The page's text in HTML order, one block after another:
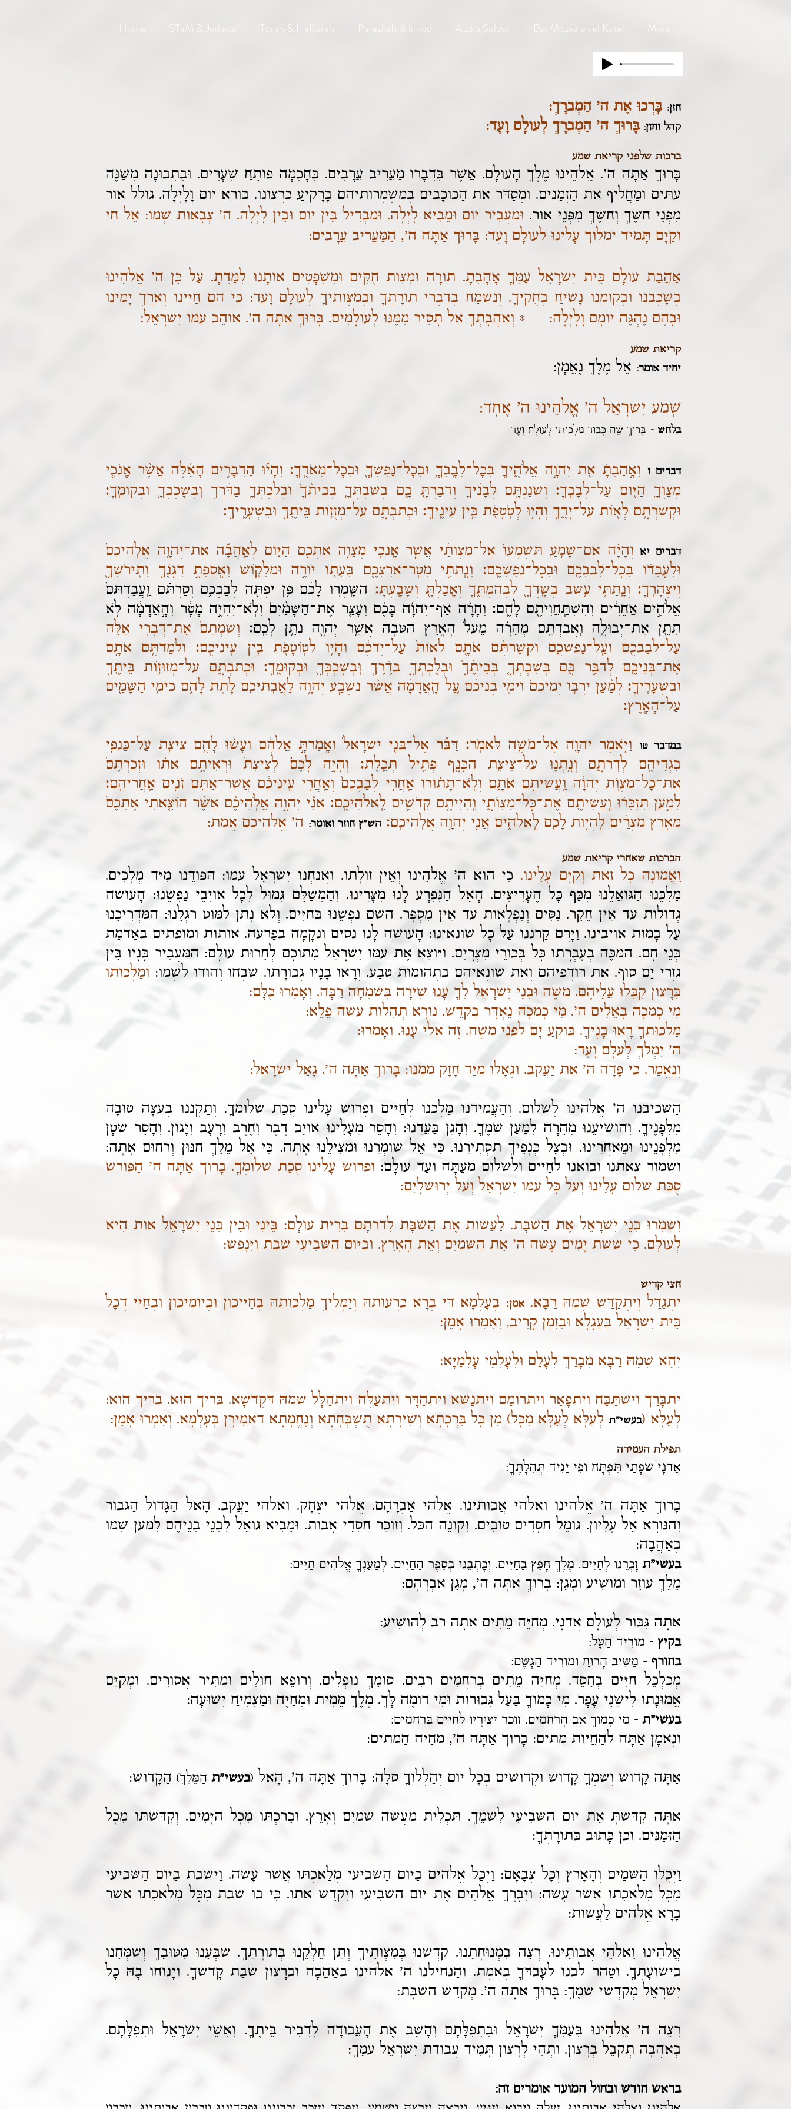
Home STaM & Judaica Torah & Haftarah Parashah & limud Audio Siddur Bar Mitzvá en el Kotel More
חזן: בָּרְכוּ אֶת ה' הַמְברָךְ:
קהל וחזן: בָּרוּךְ ה' הַמְברָךְ לְעולָם וָעֶד:
ברכות שלפני קריאת שמע
בָּרוּךְ אַתָּה ה'. אֱלהֵינוּ מֶלֶךְ הָעולָם. אֲשֶׁר בִּדְבָרו מַעֲרִיב עֲרָבִים. בְּחָכְמָה פּותֵחַ שְׁעָרִים. וּבִתְבוּנָה מְשַׁנֶּה
עִתִּים וּמַחֲלִיף אֶת הַזְּמַנִּים. וּמְסַדֵּר אֶת הַכּוכָבִים בְּמִשְׁמְרותֵיהֶם בָּרָקִיעַ כִּרְצונו. בּורֵא יום וָלָיְלָה. גּולֵל אור
מִפְּנֵי חשֶׁךְ וְחשֶׁךְ מִפְּנֵי אור. וּמַעֲבִיר יום וּמֵבִיא לָיְלָה. וּמַבְדִּיל בֵּין יום וּבֵין לָיְלָה. ה' צְבָאות שְׁמו: אֵל חַי
וְקַיָּם תָּמִיד יִמְלוךְ עָלֵינוּ לְעולָם וָעֶד: בָּרוּךְ אַתָּה ה', הַמַּעֲרִיב עֲרָבִים:
אַהֲבַת עולָם בֵּית יִשרָאֵל עַמְּךָ אָהָבְתָּ. תּורָה וּמִצְות חֻקִּים וּמִשְׁפָּטִים אותָנוּ לִמַּדְתָּ. עַל כֵּן ה' אֱלהֵינוּ
בְּשָׁכְבֵנוּ וּבְקוּמֵנוּ נָשיחַ בְּחֻקֶּיךָ. וְנִשמַח בְּדִבְרֵי תורָתֶךָ וּבְמִצְותֶיךָ לְעולָם וָעֶד: כִּי הֵם חַיֵּינוּ וְארֶךְ יָמֵינוּ
וּבָהֶם נֶהְגֶּה יומָם וָלָיְלָה: * וְאַהֲבָתְךָ אַל תָּסִיר מִמֶּנּוּ לְעולָמִים. בָּרוּךְ אַתָּה ה'. אוהֵב עַמּו יִשרָאֵל:
קריאת שמע
יחיד אומר: אֵל מֶלֶךְ נֶאֱמָן:
שְׁמַע יִשרָאֵל ה' אֱלהֵינוּ ה' אֶחָד:
בלחש - בָּרוּךְ שֵׁם כְּבוד מַלְכוּתו לְעולָם וָעֶד:
דברים ו
וְאָ֣הַבְתָּ֔ אֵ֖ת יְהוָ֣ה אֱלֹהֶ֑יךָ בְּכָל־לְבָֽבְךָ֥ וּבְכָל־נַפְשְׁךָ֖ וּבְכָל־מְאֹדֶֽךָ׃ וְהָי֞וּ הַדְּבָרִ֣ים הָאֵ֗לֶּה אֲשֶׁ֨ר אָֽנֹכִ֧י
מְצַוְּךָ֛ הַיּ֖וֹם עַל־לְבָבֶֽךָ׃ וְשִׁנַּנְתָּ֣ם לְבָנֶ֔יךָ וְדִבַּרְתָּ֖ בָּ֑ם בְּשִׁבְתְּךָ֤ בְּבֵיתֶ֨ךָ֙ וּבְלֶכְתְּךָ֣ בַדֶּ֔רֶךְ וּֽבְשָׁכְבְּךָ֖ וּבְקוּמֶֽךָ׃
וּקְשַׁרְתָּ֥ם לְא֖וֹת עַל־יָדֶ֑ךָ וְהָי֥וּ לְטֹֽטָפֹ֖ת בֵּ֥ין עֵינֶֽיךָ׃ וּכְתַבְתָּ֛ם עַל־מְזֻז֥וֹת בֵּיתֶ֖ךָ וּבִשְׁעָרֶֽיךָ׃
דברים יא וְהָיָ֗ה אִם־שָׁמֹ֤עַ תִּשְׁמְעוּ֙ אֶל־מִצְוֺתַ֔י אֲשֶׁ֧ר אָֽנֹכִ֛י מְצַוֶּ֥ה אֶתְכֶ֖ם הַיּ֑וֹם לְאַֽהֲבָ֞ה אֶת־יְהוָ֤ה אֱלֹֽהֵיכֶם֙
וּלְעָבְד֔וֹ בְּכָל־לְבַבְכֶ֖ם וּבְכָל־נַפְשְׁכֶֽם׃ וְנָֽתַתִּ֧י מְטַֽר־אַרְצְכֶ֛ם בְּעִתּ֖וֹ יוֹרֶ֣ה וּמַלְק֑וֹשׁ וְאָֽסַפְתָּ֣ דְגָנֶ֔ךָ וְתִֽירֹשְׁךָ֖
וְיִצְהָרֶֽךָ׃ וְנָֽתַתִּ֛י עֵ֥שֶׂב בְּשָֽׂדְךָ֖ לִבְהֶמְתֶּ֑ךָ וְאָֽכַלְתָּ֖ וְשָׂבָֽעְתָּ׃ הִשָּֽׁמְר֣וּ לָכֶ֔ם פֶּ֥ן יִפְתֶּ֖ה לְבַבְכֶ֑ם וְסַרְתֶּ֗ם וַֽעֲבַדְתֶּם֙
אֱלֹהִ֣ים אֲחֵרִ֔ים וְהִשְׁתַּֽחֲוִיתֶ֖ם לָהֶֽם׃ וְחָרָ֨ה אַף־יְהוָ֜ה בָּכֶ֗ם וְעָצַ֤ר אֶת־הַשָּׁמַ֨יִם֙ וְלֹֽא־יִהְיֶ֣ה מָטָ֔ר וְהָ֣אֲדָמָ֔ה לֹ֥א
תִתֵּ֖ן אֶת־יְבוּלָ֑הּ וַֽאֲבַדְתֶּ֣ם מְהֵרָ֗ה מֵעַל֙ הָאָ֣רֶץ הַטֹּבָ֔ה אֲשֶׁ֥ר יְהוָ֖ה נֹתֵ֥ן לָכֶֽם׃ וְשַׂמְתֶּם֙ אֶת־דְּבָרַ֣י אֵ֔לֶּה
עַל־לְבַבְכֶ֖ם וְעַֽל־נַפְשְׁכֶ֑ם וּקְשַׁרְתֶּ֨ם אֹתָ֤ם לְאוֹת֙ עַל־יֶדְכֶ֔ם וְהָי֥וּ לְטֽוֹטָפֹ֖ת בֵּ֥ין עֵֽינֵיכֶֽם׃ וְלִמַּדְתֶּ֥ם אֹתָ֛ם
אֶת־בְּנֵיכֶ֖ם לְדַבֵּ֣ר בָּ֑ם בְּשִׁבְתְּךָ֤ בְּבֵיתֶ֨ךָ֙ וּבְלֶכְתְּךָ֣ בַדֶּ֔רֶךְ וּֽבְשָׁכְבְּךָ֖ וּבְקוּמֶֽךָ׃ וּכְתַבְתָּ֛ם עַל־מְזוּז֥וֹת בֵּיתֶ֖ךָ
וּבִשְׁעָרֶֽיךָ׃ לְמַ֨עַן יִרְבּ֤וּ יְמֵיכֶם֙ וִימֵ֣י בְנֵיכֶ֔ם עַ֚ל הָֽאֲדָמָ֔ה אֲשֶׁ֨ר נִשְׁבַּ֧ע יְהוָ֛ה לַאֲבֹֽתֵיכֶ֖ם לָתֵ֣ת לָהֶ֑ם כִּימֵ֥י הַשָּׁמַ֖יִם
עַל־הָאָֽרֶץ׃
במדבר טו
וַיֹּ֥אמֶר יְהוָ֖ה אֶל־מֹשֶׁ֥ה לֵּאמֹֽר׃ דַּבֵּ֞ר אֶל־בְּנֵ֤י יִשְׂרָאֵל֙ וְאָֽמַרְתָּ֣ אֲלֵהֶ֔ם וְעָשׂ֨וּ לָהֶ֥ם צִיצִ֛ת עַל־כַּנְפֵ֥י
בִגְדֵיהֶ֖ם לְדֹֽרֹתָ֑ם וְנָ֥תְנ֛וּ עַל־צִיצִ֥ת הַכָּנָ֖ף פְּתִ֥יל תְּכֵֽלֶת׃ וְהָיָ֣ה לָכֶם֮ לְצִיצִת֒ וּרְאִיתֶ֣ם אֹת֗וֹ וּזְכַרְתֶּם֙
אֶת־כָּל־מִצְוֺ֣ת יְהוָ֔ה וַֽעֲשִׂיתֶ֖ם אֹתָ֑ם וְלֹֽא־תָת֜וּרוּ אַֽחֲרֵ֤י לְבַבְכֶם֙ וְאַֽחֲרֵ֣י עֵֽינֵיכֶ֔ם אֲשֶׁר־אַתֶּ֥ם זֹנִ֖ים אַֽחֲרֵיהֶֽם׃
לְמַ֣עַן תִּזְכְּר֔וּ וַֽעֲשִׂיתֶ֖ם אֶת־כָּל־מִצְוֺתָ֑י וִֽהְיִיתֶ֥ם קְדֹשִׁ֖ים לֵֽאלֹהֵיכֶֽם׃ אֲנִ֞י יְהוָ֣ה אֱלֹֽהֵיכֶ֗ם אֲשֶׁ֨ר הוֹצֵ֤אתִי אֶתְכֶם֙
מֵאֶ֣רֶץ מִצְרַ֔יִם לִֽהְי֥וֹת לָכֶ֖ם לֵֽאלֹהִ֑ים אֲנִ֖י יְהוָ֥ה אֱלֹֽהֵיכֶֽם׃ הש"ץ חוזר ואומר: ה' אֱלהֵיכֶם אֱמֶת:
הברכות שאחרי קריאת שמע
וֶאֱמוּנָה כָּל זאת וְקַיָּם עָלֵינוּ. כִּי הוּא ה' אֱלהֵינוּ וְאֵין זוּלָתו. וַאֲנַחְנוּ יִשרָאֵל עַמּו: הַפּודֵנוּ מִיַּד מְלָכִים.
מַלְכֵּנוּ הַגּואֲלֵנוּ מִכַּף כָּל הֶעָרִיצִים. הָאֵל הַנִּפְרָע לָנוּ מִצָּרֵינוּ. וְהַמְשַׁלֵּם גְּמוּל לְכָל אויְבֵי נַפְשֵׁנוּ: הָעושה
גְדולות עַד אֵין חֵקֶר. נִסִּים וְנִפְלָאות עַד אֵין מִסְפָּר. הַשּם נַפְשֵׁנוּ בַּחַיִּים. וְלא נָתַן לַמּוט רַגְלֵנוּ: הַמַּדְרִיכֵנוּ
עַל בָּמות אויְבֵינוּ. וַיָּרֶם קַרְנֵנוּ עַל כָּל שונְאֵינוּ: הָעושה לָּנוּ נִסִּים וּנְקָמָה בְּפַרְעה. אותות וּמופְתִים בְּאַדְמַת
בְּנֵי חָם. הַמַּכֶּה בְעֶבְרָתו כָּל בְּכורֵי מִצְרָיִם. וַיּוצֵא אֶת עַמּו יִשרָאֵל מִתּוכָם לְחֵרוּת עולָם: הַמַּעֲבִיר בָּנָיו בֵּין
גִּזְרֵי יַם סוּף. אֶת רודְפֵיהֶם וְאֶת שונְאֵיהֶם בִּתְהומות טִבַּע. וְרָאוּ בָנָיו גְּבוּרָתו. שִׁבְּחוּ וְהודוּ לִשְׁמו: וּמַלְכוּתו
בְּרָצון קִבְּלוּ עֲלֵיהֶם. משֶׁה וּבְנֵי יִשרָאֵל לְךָ עָנוּ שִׁירָה בְּשמְחָה רַבָּה. וְאָמְרוּ כֻלָּם:
מִי כָמכָה בָּאֵלִים ה'. מִי כָּמכָה נֶאְדָּר בַּקּדֶשׁ. נורָא תְהִלּות עשה פֶלֶא:
מַלְכוּתְךָ רָאוּ בָנֶיךָ. בּוקֵעַ יָם לִפְנֵי משֶׁה. זֶה אֵלִי עָנוּ. וְאָמְרוּ:
ה' יִמְלךְ לְעלָם וָעֶד:
וְנֶאֱמַר. כִּי פָדָה ה' אֶת יַעֲקב. וּגְאָלו מִיַּד חָזָק מִמֶּנּוּ: בָּרוּךְ אַתָּה ה'. גָּאַל יִשרָאֵל:
הַשכִּיבֵנוּ ה' אֱלהֵינוּ לְשלום. וְהַעֲמִידֵנוּ מַלְכֵּנוּ לְחַיִּים וּפְרוש עָלֵינוּ סֻכַּת שלומֶךָ. וְתַקְּנֵנוּ בְּעֵצָה טובָה
מִלְּפָנֶיךָ. וְהושיעֵנוּ מְהֵרָה לְמַעַן שמֶךָ. וְהָגֵן בַּעֲדֵנוּ: וְהָסֵר מֵעָלֵינוּ אויֵב דֶבֶר וְחֶרֶב וְרָעָב וְיָגון. וְהָסֵר שטָן
מִלְפָנֵינוּ וּמֵאַחֲרֵינוּ. וּבְצֵל כְּנָפֶיךָ תַּסְתִּירֵנוּ. כִּי אֵל שומְרֵנוּ וּמַצִּילֵנוּ אָתָּה. כִּי אֵל מֶלֶךְ חַנּוּן וְרַחוּם אָתָּה:
וּשמור צֵאתֵנוּ וּבואֵנוּ לְחַיִים וּלְשלום מֵעַתָּה וְעַד עולָם: וּפְרוש עָלֵינוּ סֻכַּת שלומֶךָ. בָּרוּךְ אַתָּה ה' הַפּורֵש
סֻכַּת שלום עָלֵינוּ וְעַל כָּל עַמּו יִשרָאֵל וְעַל יְרוּשלָיִם:
וְשמְרוּ בְנֵי יִשרָאֵל אֶת הַשּבָּת. לַעֲשות אֶת הַשּבָּת לְדרתָם בְּרִית עולָם: בֵּינִי וּבֵין בְּנֵי יִשרָאֵל אות הִיא
לְעולָם. כִּי ששת יָמִים עָשה ה' אֶת הַשּמַיִם וְאֶת הָאָרֶץ. וּבַיּום הַשּבִיעִי שבַת וַיִּנָּפַש:
חצי קדיש
יִתְגַּדַּל וְיִתְקַדַּשׁ שְׁמֵהּ רַבָּא. אמן: בְּעָלְמָא דִּי בְרָא כִרְעוּתֵהּ וְיַמְלִיךְ מַלְכוּתֵהּ בְּחַיֵּיכון וּבְיומֵיכון וּבְחַיֵּי דְכָל
בֵּית יִשרָאֵל בַּעֲגָלָא וּבִזְמַן קָרִיב, וְאִמְרוּ אָמֵן:
יְהֵא שְׁמֵהּ רַבָּא מְבָרַךְ לְעָלַם וּלְעָלְמֵי עָלְמַיָּא:
יִתְבָּרַךְ וְיִשְׁתַּבַּח וְיִתְפָּאַר וְיִתְרומַם וְיִתְנַשּא וְיִתְהַדָּר וְיִתְעַלֶּה וְיִתְהַלָּל שְׁמֵהּ דְּקֻדְשָׁא. בְּרִיךְ הוּא. בריך הוא:
לְעֵלָּא (בעשי"ת לְעֵלָּא לְעֵלָּא מִכָּל) מִן כָּל בִּרְכָתָא וְשִׁירָתָא תֻּשְׁבְּחָתָא וְנֶחֱמָתָא דַּאֲמִירָן בְּעָלְמָא. וְאִמְרוּ אָמֵן:
תפילת העמידה
אֲדנָי שפָתַי תִּפְתָּח וּפִי יַגִּיד תְּהִלָּתֶךָ:
בָּרוּךְ אַתָּה ה' אֱלהֵינוּ וֵאלהֵי אֲבותֵינוּ. אֱלהֵי אַבְרָהָם. אֱלהֵי יִצְחָק. וֵאלהֵי יַעֲקב. הָאֵל הַגָּדול הַגִּבּור
וְהַנּורָא אֵל עֶלְיון. גּומֵל חֲסָדִים טובִים. וְקונֵה הַכּל. וְזוכֵר חַסְדֵּי אָבות. וּמֵבִיא גואֵל לִבְנֵי בְנֵיהֶם לְמַעַן שְׁמו
בְּאַהֲבָה:
בעשי"ת זָכְרֵנוּ לְחַיִּים. מֶלֶךְ חָפֵץ בַּחַיִּים. וְכָתְבֵנוּ בְּסֵפֶר הַחַיִּים. לְמַעַנְךָ אֱלהִים חַיִּים:
מֶלֶךְ עוזֵר וּמושִׁיעַ וּמָגֵן: בָּרוּךְ אַתָּה ה', מָגֵן אַבְרָהָם:
אַתָּה גִּבּור לְעולָם אֲדנָי. מְחַיֵּה מֵתִים אַתָּה רַב לְהושִׁיעַ:
בקיץ - מורִיד הַטָּל:
בחורף - מַשִּׁיב הָרוּחַ וּמורִיד הַגָּשֶּׁם:
מְכַלְכֵּל חַיִּים בְּחֶסֶד. מְחַיֶּה מֵתִים בְּרַחֲמִים רַבִּים. סומֵךְ נופְלִים. וְרופֵא חולִים וּמַתִּיר אֲסוּרִים. וּמְקַיֵּם
אֱמוּנָתו לִישֵׁנֵי עָפָר. מִי כָמוךָ בַּעַל גְּבוּרות וּמִי דומֶה לָּךְ. מֶלֶךְ מֵמִית וּמְחַיֶּה וּמַצְמִיחַ יְשׁוּעָה:
בעשי"ת - מִי כָמוךָ אַב הָרַחֲמִים. זוכֵר יְצוּרָיו לְחַיִּים בְּרַחֲמִים:
וְנֶאֱמָן אַתָּה לְהַחֲיות מֵתִים: בָּרוּךְ אַתָּה ה', מְחַיֵּה הַמֵּתִים:
אַתָּה קָדושׁ וְשִׁמְךָ קָדושׁ וּקְדושִׁים בְּכָל יום יְהַלְּלוּךָ סֶּלָה: בָּרוּךְ אַתָּה ה', הָאֵל (בעשי"ת הַמֶּלֶךְ) הַקָּדושׁ:
אַתָּה קִדַּשתָּ אֶת יום הַשּבִיעִי לִשמֶךָ. תַּכְלִית מַעֲשה שמַיִם וָאָרֶץ. וּבֵרַכְתּו מִכָּל הַיָּמִים. וְקִדַּשתּו מִכָּל
הַזְּמַנִּים. וְכֵן כָּתוּב בְּתורָתֶךָ:
וַיְכֻלּוּ הַשּמַיִם וְהָאָרֶץ וְכָל צְבָאָם: וַיְכַל אֱלהִים בַּיּום הַשּבִיעִי מְלַאכְתּו אֲשר עָשה. וַיִּשבּת בַּיּום הַשּבִיעִי
מִכָּל מְלַאכְתּו אֲשר עָשה: וַיְבָרֶךְ אֱלהִים אֶת יום הַשּבִיעִי וַיְקַדֵּש אתו. כִּי בו שבַת מִכָּל מְלַאכְתּו אֲשר
בָּרָא אֱלהִים לַעֲשות:
אֱלהֵינוּ וֵאלהֵי אֲבותֵינוּ. רְצֵה בִמְנוּחָתֵנוּ. קַדְּשנוּ בְּמִצְותֶיךָ וְתֵן חֶלְקֵנוּ בְּתורָתֶךָ. שבְּעֵנוּ מִטּוּבֶךָ וְשמְּחֵנו
בִּישוּעָתֶךָ. וְטַהֵר לִבֵּנוּ לְעָבְדְּךָ בֶּאֱמֶת. וְהַנְחִילֵנוּ ה' אֱלהֵינוּ בְּאַהֲבָה וּבְרָצון שבַּת קָדְשךָ. וְיָנוּחוּ בָהּ כָּל
יִשרָאֵל מְקַדְּשי שמֶךָ: בָּרוּךְ אַתָּה ה'. מְקַדֵּש הַשּבָּת:
רְצֵה ה' אֱלהֵינוּ בְּעַמְּךָ יִשרָאֵל וּבִתְפִלָּתָם וְהָשֵׁב אֶת הָעֲבודָה לִדְבִיר בֵּיתֶךָ. וְאִשֵּׁי יִשרָאֵל וּתְפִלָּתָם.
בְּאַהֲבָה תְקַבֵּל בְּרָצון. וּתְהִי לְרָצון תָּמִיד עֲבודַת יִשרָאֵל עַמֶּךָ:
בראש חודש ובחול המועד אומרים זה: